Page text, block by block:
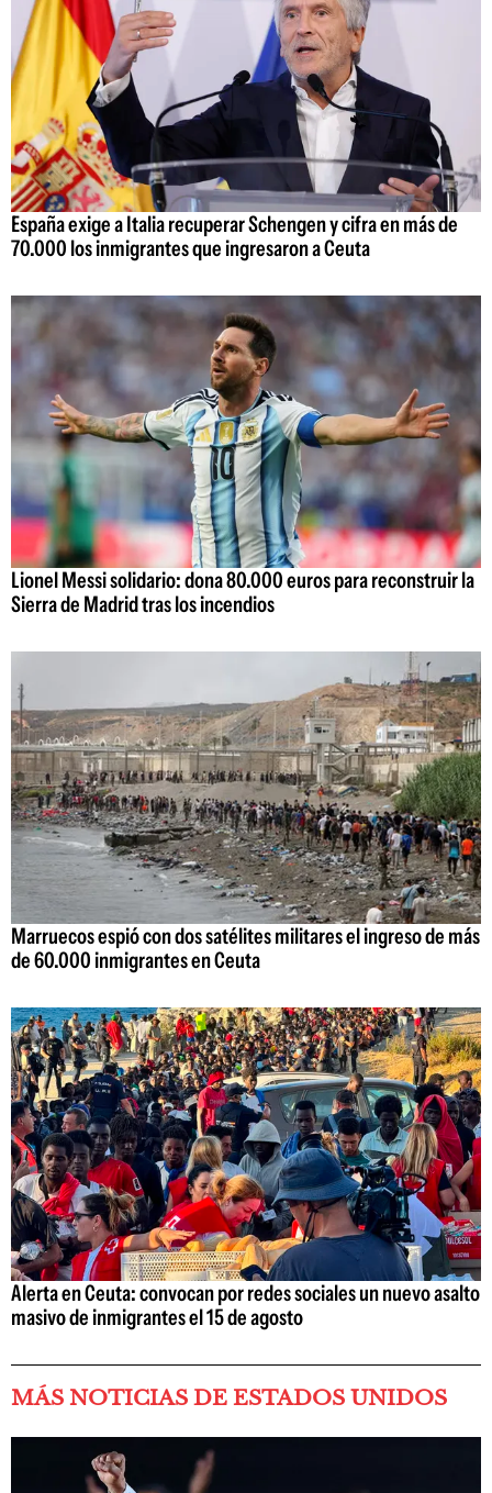
España exige a Italia recuperar Schengen y cifra en más de
70.000 los inmigrantes que ingresaron a Ceuta
Lionel Messi solidario: dona 80.000 euros para reconstruir la
Sierra de Madrid tras los incendios
Marruecos espió con dos satélites militares el ingreso de más
de 60.000 inmigrantes en Ceuta
Alerta en Ceuta: convocan por redes sociales un nuevo asalto
masivo de inmigrantes el 15 de agosto
MÁS NOTICIAS DE ESTADOS UNIDOS